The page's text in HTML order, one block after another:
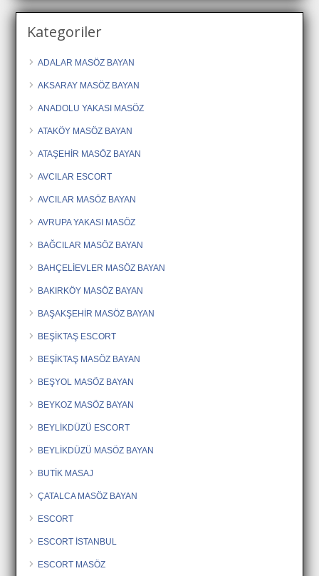
Kategoriler
ADALAR MASÖZ BAYAN
AKSARAY MASÖZ BAYAN
ANADOLU YAKASI MASÖZ
ATAKÖY MASÖZ BAYAN
ATAŞEHİR MASÖZ BAYAN
AVCILAR ESCORT
AVCILAR MASÖZ BAYAN
AVRUPA YAKASI MASÖZ
BAĞCILAR MASÖZ BAYAN
BAHÇELİEVLER MASÖZ BAYAN
BAKIRKÖY MASÖZ BAYAN
BAŞAKŞEHİR MASÖZ BAYAN
BEŞİKTAŞ ESCORT
BEŞİKTAŞ MASÖZ BAYAN
BEŞYOL MASÖZ BAYAN
BEYKOZ MASÖZ BAYAN
BEYLİKDÜZÜ ESCORT
BEYLİKDÜZÜ MASÖZ BAYAN
BUTİK MASAJ
ÇATALCA MASÖZ BAYAN
ESCORT
ESCORT İSTANBUL
ESCORT MASÖZ